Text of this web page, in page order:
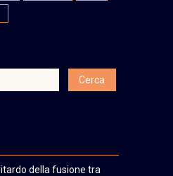
della fusione tra